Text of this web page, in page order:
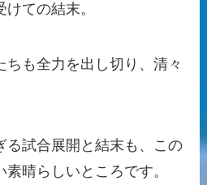
ての結末。
ちも全力を出し切り、清々
る試合展開と結末も、この
晴らしいところです。